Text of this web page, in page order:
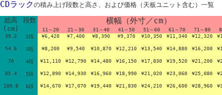
CDラックの積み上げ段数と高さ、および価格（天板ユニット含む）一覧
総高
(cm)
段数 横幅（外寸／cm）
11～20 21～30 31～40 41～50 51～60 61～70 71～80
39.2
2段 ¥6,420 ¥7,400 ¥8,390 ¥9,370 ¥10,350 ¥11,340 ¥12,320
54.6 3段 ¥8,200 ¥9,540 ¥10,870 ¥12,210 ¥13,540 ¥14,880 ¥16,200
70 4段 ¥11,110 ¥12,790 ¥14,480 ¥16,150 ¥17,830 ¥19,520 ¥21,200
85.4 5段 ¥12,890 ¥14,930 ¥16,960 ¥18,990 ¥21,020 ¥23,060 ¥25,080
100.8 6段 ¥14,670 ¥17,070 ¥19,440 ¥21,830 ¥24,210 ¥26,600 ¥28,960